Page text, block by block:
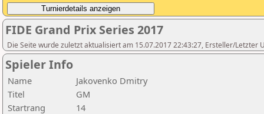
FIDE Grand Prix Series 2017
Die Seite wurde zuletzt aktualisiert am 15.07.2017 22:43:27, Ersteller/Letzter
Spieler Info
Name
Jakovenko Dmitry
Titel
GM
Startrang
14